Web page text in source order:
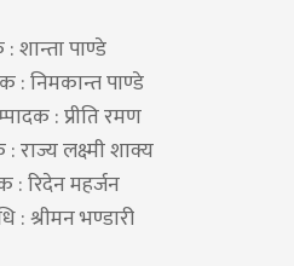
शान्ता पाण्डे
: निमकान्त पाण्डे
: प्रीति रमण
राज्य लक्ष्मी शाक्य
: रिदेन महर्जन
: श्रीमन भण्डारी